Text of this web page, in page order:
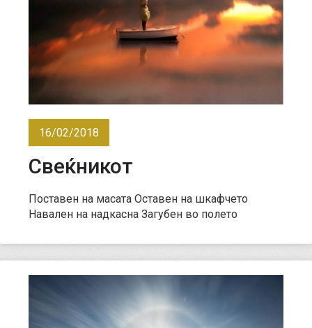
16/02/2018
Свеќникот
Поставен на масата Оставен на шкафчето
Навален на надкасна Загубен во полето